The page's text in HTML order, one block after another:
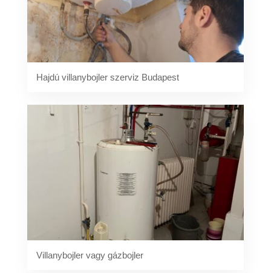
Hajdú villanybojler szerviz Budapest
Villanybojler vagy gázbojler